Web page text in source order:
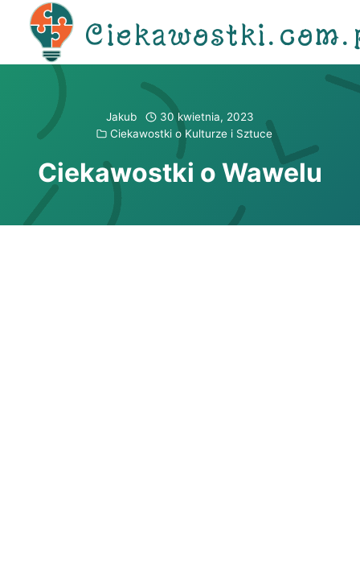
Przejdź
Jakub
30 kwietnia, 2023
Ciekawostki o Kulturze i Sztuce
Ciekawostki o Wawelu